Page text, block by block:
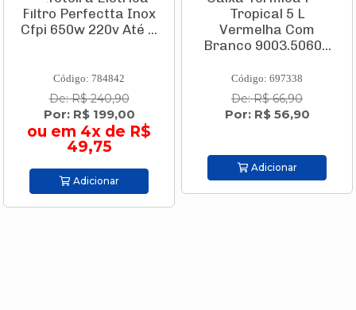
Tropical 5 L
Vermelha Com
Código: 697338
De: R$ 66,90
Por: R$ 56,90
Adicionar
Firenze 1,20 X
Com Tampo de
+ 4 Ca...
Código: 814423
De: R$ 2.219,00
Por: R$ 2.019,00
Adicionar